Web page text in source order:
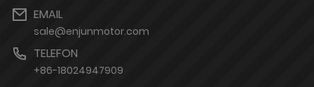
EMAIL
sale@enjunmotor.com
TELEFON
+86-18024947909